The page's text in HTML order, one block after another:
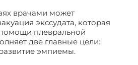
врачами может
экссудата, которая
плевральной
две главные цели:
эмпиемы.